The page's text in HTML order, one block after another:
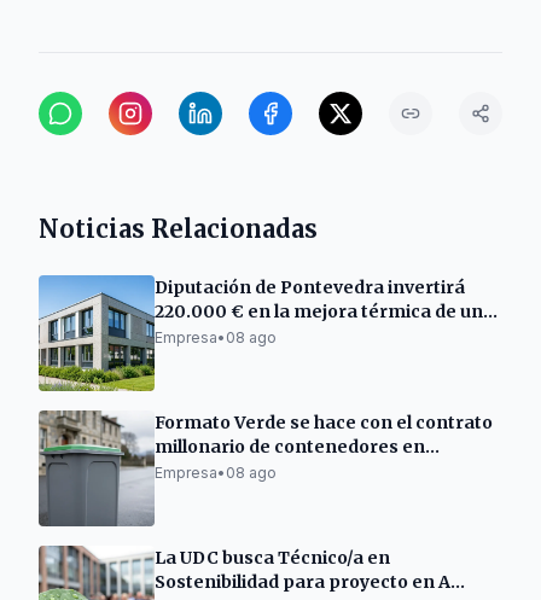
Noticias Relacionadas
Diputación de Pontevedra invertirá
220.000 € en la mejora térmica de un
centro empresarial en Barro
Empresa• 08 ago
Formato Verde se hace con el contrato
millonario de contenedores en
Ourense
Empresa• 08 ago
La UDC busca Técnico/a en
Sostenibilidad para proyecto en A